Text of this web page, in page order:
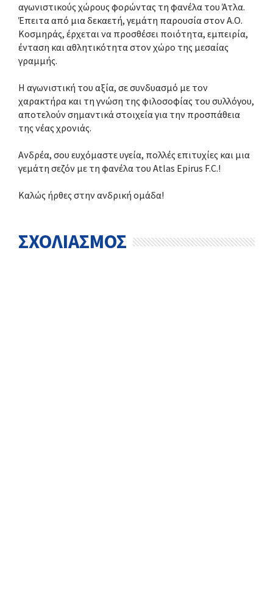
αγωνιστικούς χώρους φορώντας τη φανέλα του Άτλα.
Έπειτα από μια δεκαετή, γεμάτη παρουσία στον Α.Ο.
Κοσμηράς, έρχεται να προσθέσει ποιότητα, εμπειρία,
ένταση και αθλητικότητα στον χώρο της μεσαίας
γραμμής.
Η αγωνιστική του αξία, σε συνδυασμό με τον
χαρακτήρα και τη γνώση της φιλοσοφίας του συλλόγου,
αποτελούν σημαντικά στοιχεία για την προσπάθεια
της νέας χρονιάς.
Ανδρέα, σου ευχόμαστε υγεία, πολλές επιτυχίες και μια
γεμάτη σεζόν με τη φανέλα του Atlas Epirus F.C.!
Καλώς ήρθες στην ανδρική ομάδα!
ΣΧΟΛΙΑΣΜΟΣ